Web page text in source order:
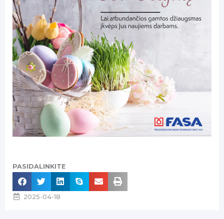
PASIDALINKITE
2025-04-18